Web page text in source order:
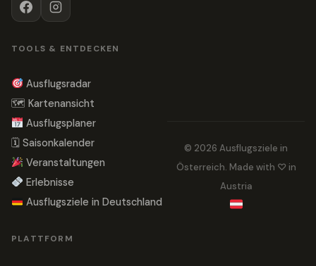
TOOLS & ENTDECKEN
Ausflugsradar
🗺 Kartenansicht
Ausflugsplaner
🗓 Saisonkalender
Veranstaltungen
Erlebnisse
Ausflugsziele in Deutschland
PLATTFORM
© 2026 Ausflugsziele in
Österreich. Made with ♡ in
Austria